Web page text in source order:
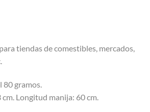
tiendas de comestibles, mercados,
80 gramos.
Longitud manija: 60 cm.